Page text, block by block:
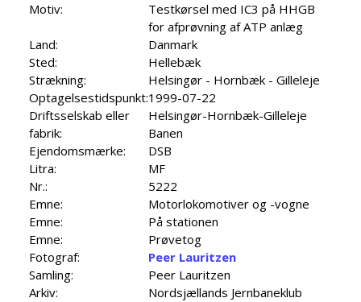
Motiv:
Testkørsel med IC3 på HHGB
for afprøvning af ATP anlæg
Land:
Danmark
Sted:
Hellebæk
Strækning:
Helsingør - Hornbæk - Gilleleje
Optagelsestidspunkt:1999-07-22
Driftsselskab eller
fabrik:
Helsingør-Hornbæk-Gilleleje
Banen
Ejendomsmærke:
DSB
Litra:
MF
Nr.:
5222
Emne:
Motorlokomotiver og -vogne
Emne:
På stationen
Emne:
Prøvetog
Fotograf:
Peer Lauritzen
Samling:
Peer Lauritzen
Arkiv:
Nordsjællands Jernbaneklub